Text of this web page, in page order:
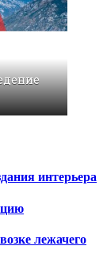
интерьера
лежачего